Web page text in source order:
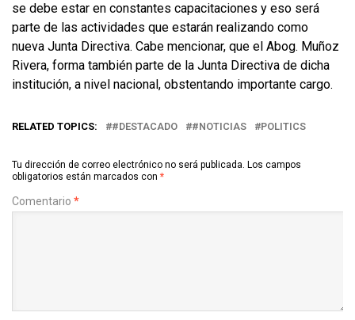
se debe estar en constantes capacitaciones y eso será
parte de las actividades que estarán realizando como
nueva Junta Directiva. Cabe mencionar, que el Abog. Muñoz
Rivera, forma también parte de la Junta Directiva de dicha
institución, a nivel nacional, obstentando importante cargo.
RELATED TOPICS: #DESTACADO #NOTICIAS POLITICS
Tu dirección de correo electrónico no será publicada. Los campos
obligatorios están marcados con *
Comentario *